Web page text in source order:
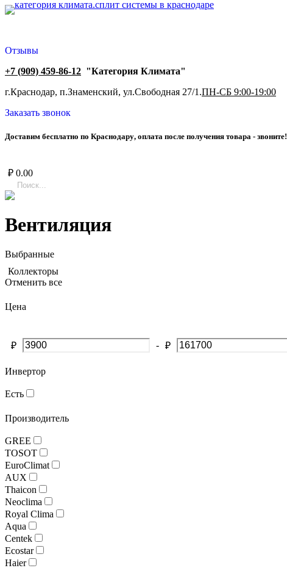
Отзывы
+7 (909) 459-86-12 "Категория Климата"
г.Краснодар, п.Знаменский, ул.Свободная 27/1.ПН-СБ 9:00-19:00
Заказать звонок
Доставим бесплатно по Краснодару, оплата после получения товара - звоните!
₽ 0.00
Вентиляция
Выбранные
Коллекторы
Отменить все
Цена
₽ - ₽
Инвертор
Есть
Производитель
GREE
TOSOT
EuroClimat
AUX
Thaicon
Neoclima
Royal Clima
Aqua
Centek
Ecostar
Haier